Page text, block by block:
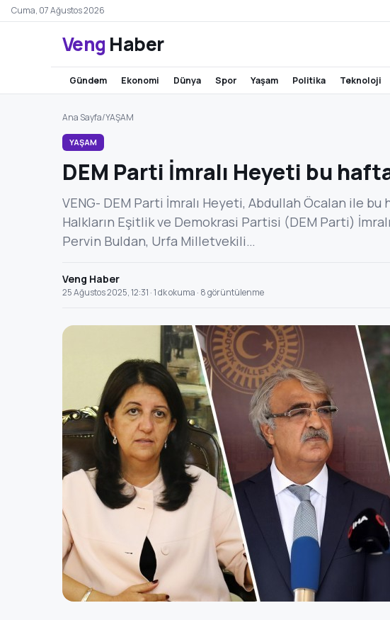
Cuma, 07 Ağustos 2026
Veng Haber
gündem ekonomi dünya spor yaşam politika teknoloji
Ana Sayfa/YAŞAM
YAŞAM
DEM Parti İmralı Heyeti bu
VENG- DEM Parti İmralı Heyeti, Abdullah Öcalan ile
Halkların Eşitlik ve Demokrasi Partisi (DEM Parti)
Pervin Buldan, Urfa Milletvekili…
Veng Haber
25 Ağustos 2025, 12:31 · 1 dk okuma · 8 görüntülenme